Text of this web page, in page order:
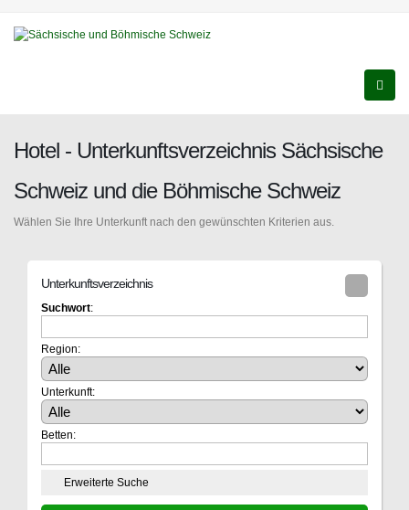
Hotel - Unterkunftsverzeichnis Sächsische
Schweiz und die Böhmische Schweiz
Wählen Sie Ihre Unterkunft nach den gewünschten Kriterien aus.
Unterkunftsverzeichnis
Suchwort:
Region:
Unterkunft:
Betten:
Erweiterte Suche